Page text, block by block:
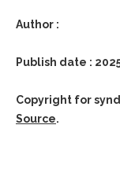
Author :
Publish date :
Copyright for
Source.